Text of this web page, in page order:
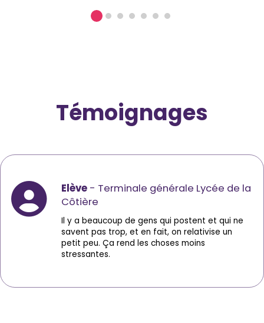
01 2 3 4 5 6
Témoignages
Il y a beaucoup de gens qui postent et qui ne
savent pas trop, et en fait, on relativise un
petit peu. Ça rend les choses moins
stressantes.
Elève - Terminale générale Lycée de la
Côtière